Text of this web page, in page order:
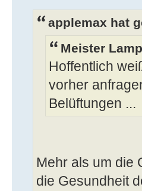
applemax hat
Meister
Hoffentlich
vorher
Belüftungen ...
Mehr als um die
die Gesundheit